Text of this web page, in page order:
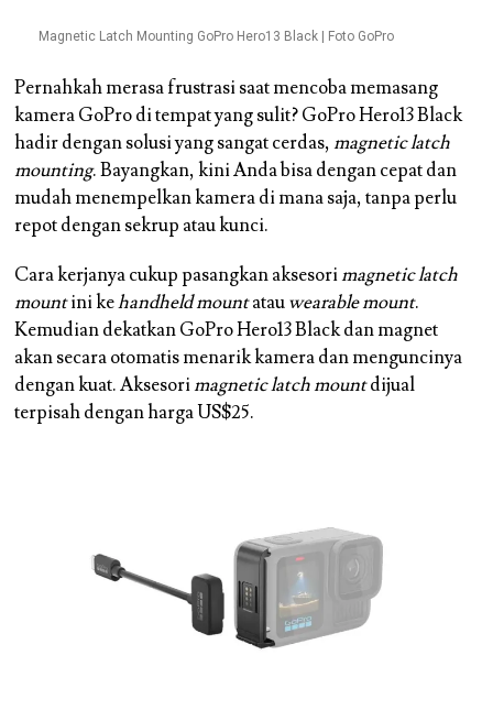
Magnetic Latch Mounting GoPro Hero13 Black | Foto GoPro
Pernahkah merasa frustrasi saat mencoba memasang
kamera GoPro di tempat yang sulit? GoPro Hero13 Black
hadir dengan solusi yang sangat cerdas,magnetic latch
mounting. Bayangkan, kini Anda bisa dengan cepat dan
mudah menempelkan kamera di mana saja, tanpa perlu
repot dengan sekrup atau kunci.
Cara kerjanya cukup pasangkan aksesorimagnetic latch
mountini kehandheld mountatauwearable mount.
Kemudian dekatkan GoPro Hero13 Black dan magnet
akan secara otomatis menarik kamera dan menguncinya
dengan kuat. Aksesorimagnetic latch mountdijual
terpisah dengan harga US$25.